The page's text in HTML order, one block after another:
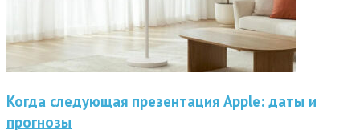
Когда следующая презентация Apple: даты и
прогнозы